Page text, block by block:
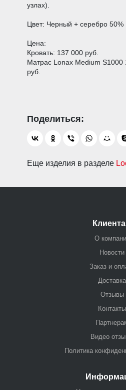
узлах).
Цвет: Черный + серебро 50%
Цена:
Кровать: 137 000 руб.
Матрас Lonax Medium S1000
руб.
Еще изделия в разделе
О
Новости
Заказ и
Доставка
Отзывы
Контакты
Видео
Политика